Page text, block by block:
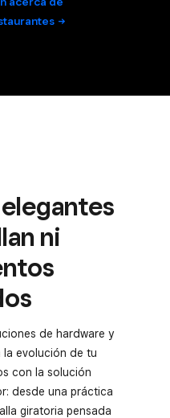
ni
de hardware y
evolución de tu
con la solución
desde una práctica
giratoria pensada